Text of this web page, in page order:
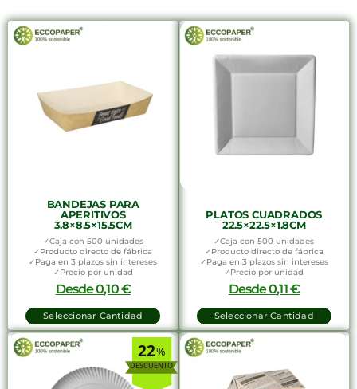
BANDEJAS PARA
APERITIVOS
3.8×8.5×15.5CM
✓Caja con 500 unidades
✓Producto directo de fábrica
✓Paga en 3 plazos sin intereses
✓Precio por unidad
Desde0,10€
Seleccionar Cantidad
PLATOS CUADRADOS
22.5×22.5×1.8CM
✓Caja con 500 unidades
✓Producto directo de fábrica
✓Paga en 3 plazos sin intereses
✓Precio por unidad
Desde0,11€
Seleccionar Cantidad
%
22